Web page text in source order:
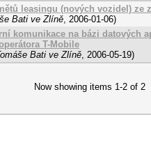
leasingu (nových vozidel) ze
Bati ve Zlíně, 2006-01-06)
komunikace na bázi datových
T-Mobile
Bati ve Zlíně, 2006-05-19)
Now showing items 1-2 of 2